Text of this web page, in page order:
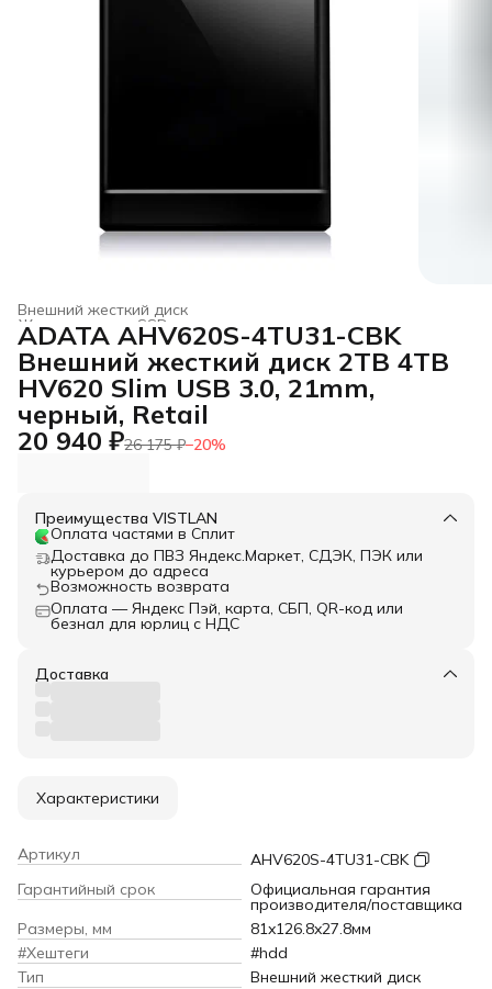
Внешний жесткий диск
Жесткие диски, SSD и сетевые накопители ›
Электроника ›
Главная ›
ADATA AHV620S-4TU31-CBK
Внешний жесткий диск 2TB 4TB
HV620 Slim USB 3.0, 21mm,
черный, Retail
20 940 ₽26 175 ₽−20%
Преимущества VISTLAN
Оплата частями в Сплит
Доставка до ПВЗ Яндекс.Маркет, СДЭК, ПЭК или
курьером до адреса
Возможность возврата
Оплата — Яндекс Пэй, карта, СБП, QR-код или
безнал для юрлиц с НДС
Доставка
Характеристики
Артикул
AHV620S-4TU31-CBK
Гарантийный срок
Официальная гарантия
производителя/поставщика
Размеры, мм
81x126.8x27.8мм
#Хештеги
#hdd
Тип
Внешний жесткий диск